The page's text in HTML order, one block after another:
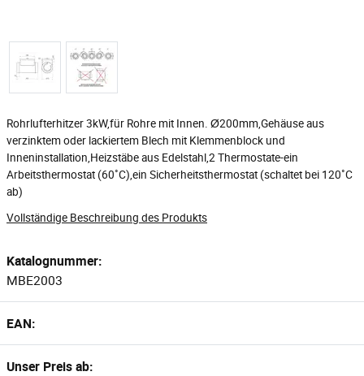
Rohrlufterhitzer 3kW,für Rohre mit Innen. Ø200mm,Gehäuse aus
verzinktem oder lackiertem Blech mit Klemmenblock und
Inneninstallation,Heizstäbe aus Edelstahl,2 Thermostate-ein
Arbeitsthermostat (60˚C),ein Sicherheitsthermostat (schaltet bei 120˚C
ab)
Vollständige Beschreibung des Produkts
Katalognummer:
MBE2003
EAN:
Unser Preis ab: